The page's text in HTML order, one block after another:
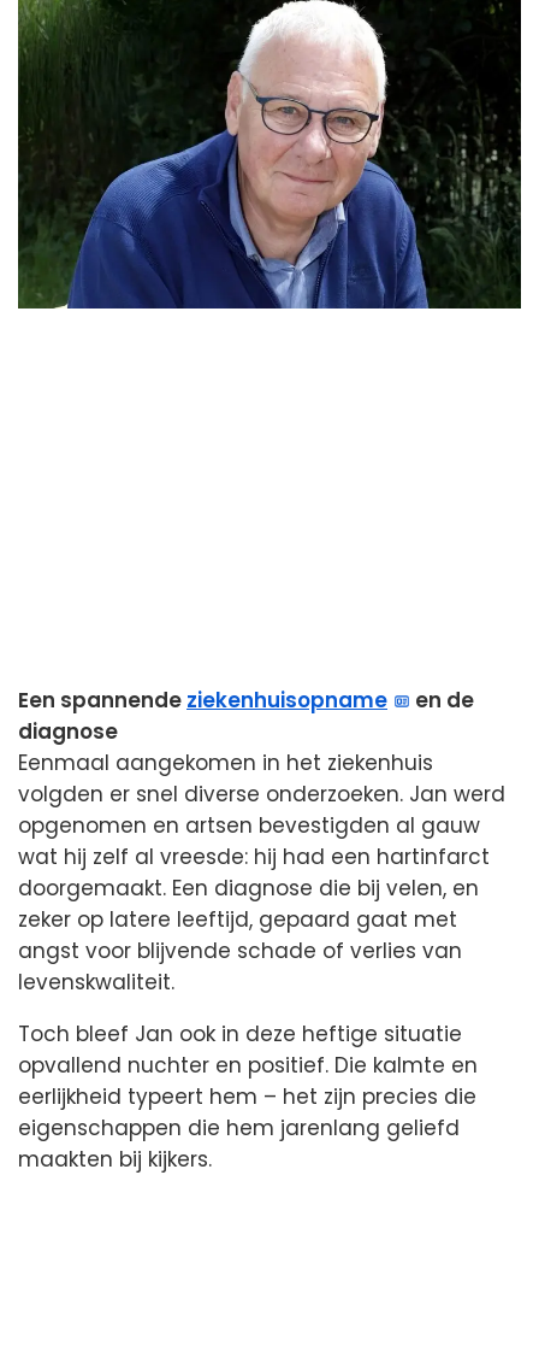
Een spannende ziekenhuisopname
en de
diagnose
Eenmaal aangekomen in het ziekenhuis
volgden er snel diverse onderzoeken. Jan werd
opgenomen en artsen bevestigden al gauw
wat hij zelf al vreesde: hij had een hartinfarct
doorgemaakt. Een diagnose die bij velen, en
zeker op latere leeftijd, gepaard gaat met
angst voor blijvende schade of verlies van
levenskwaliteit.
Toch bleef Jan ook in deze heftige situatie
opvallend nuchter en positief. Die kalmte en
eerlijkheid typeert hem – het zijn precies die
eigenschappen die hem jarenlang geliefd
maakten bij kijkers.